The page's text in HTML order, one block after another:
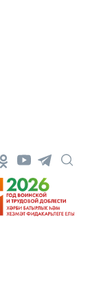
Яшь хәбәрче